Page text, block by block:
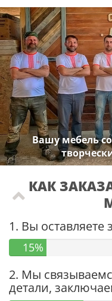
Вашу мебель
КАК
1. Вы оставляете
15%
2. Мы
детали,